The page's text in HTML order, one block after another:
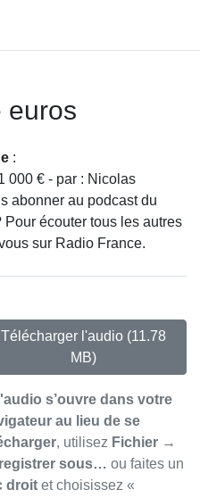
euros
:
000 € - par : Nicolas
abonner au podcast du
écouter tous les autres
sur Radio France.
Télécharger l'audio (11.78
MB)
s’ouvre dans votre
au lieu de se
, utilisez Fichier →
sous… ou faites un
droit et choisissez «